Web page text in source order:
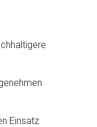
Einsatz